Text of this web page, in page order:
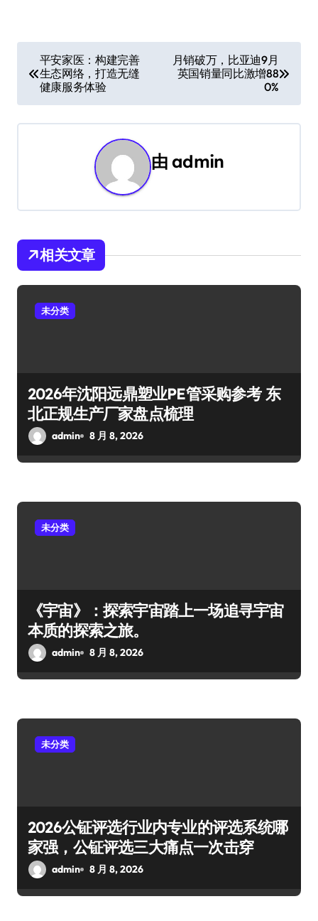
章
导
平安家医：构建完善
生态网络，打造无缝
健康服务体验
月销破万，比亚迪9月
英国销量同比激增88
0%
由admin
相关文章
未分类
2026年沈阳远鼎塑业PE管采购参考 东
北正规生产厂家盘点梳理
admin 8 月 8, 2026
未分类
《宇宙》：探索宇宙踏上一场追寻宇宙
本质的探索之旅。
admin 8 月 8, 2026
未分类
2026公钲评选行业内专业的评选系统哪
家强，公钲评选三大痛点一次击穿
admin 8 月 8, 2026